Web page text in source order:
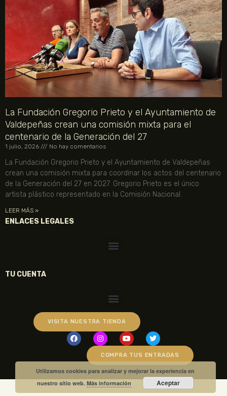
La Fundación Gregorio Prieto y el Ayuntamiento de
Valdepeñas crean una comisión mixta para el
centenario de la Generación del 27
1 julio, 2026 No hay comentarios
La Fundación Gregorio Prieto y el Ayuntamiento de Valdepeñas
crean una comisión mixta para coordinar los actos del centenario
de la Generación del 27 en 2027. Gregorio Prieto es el único
artista plástico representado en la Comisión Nacional.
LEER MÁS »
ENLACES LEGALES
TU CUENTA
VISITA NUESTRA TIENDA
COMPRA TUS ENTRADAS
Utilizamos cookies para analizar y mejorar la experiencia en
nuestro sitio web.Más información Aceptar